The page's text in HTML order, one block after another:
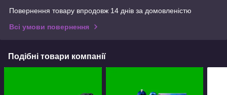
Повернення товару впродовж 14 днів за домовленістю
Всі умови повернення
Подібні товари компанії